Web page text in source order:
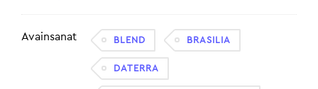
Avainsanat BLEND BRASILIA
DATERRA